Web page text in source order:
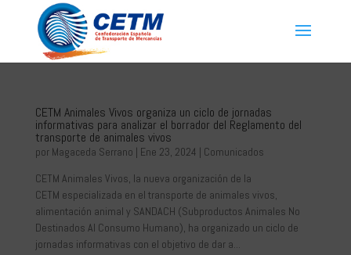
CETM Animales Vivos organiza un ciclo de jornadas
informativas para analizar el borrador del Reglamento del
transporte de animales vivos
por Magaceda Serrano | Ene 23, 2024 | Comunicados
CETM Animales Vivos, la nueva organización de la
CETM especializada en el transporte de animales vivos,
alimentación animal y SANDACH (Subproductos Animales No
Destinados Al Consumo Humano), ha organizado un ciclo de
jornadas informativas con el objetivo de dar a...